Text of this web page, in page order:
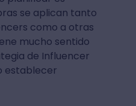
se aplican tanto
como a otras
mucho sentido
de Influencer
establecer